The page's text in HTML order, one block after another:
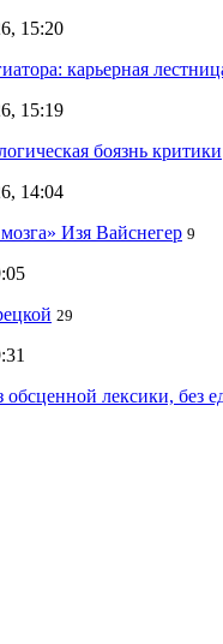
15:20
карьерная
15:19
боязнь критики
14:04
Изя Вайснегер 9
29
лексики, без